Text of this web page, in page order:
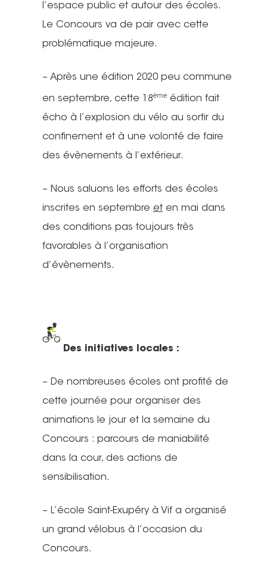
l’espace public et autour des écoles.
Le Concours va de pair avec cette
problématique majeure.
– Après une édition 2020 peu commune
en septembre, cette 18èmeédition fait
écho à l’explosion du vélo au sortir du
confinement et à une volonté de faire
des évènements à l’extérieur.
– Nous saluons les efforts des écoles
inscrites en septembre eten mai dans
des conditions pas toujours très
favorables à l’organisation
d’évènements.
Des initiatives locales :
– De nombreuses écoles ont profité de
cette journée pour organiser des
animations le jour et la semaine du
Concours : parcours de maniabilité
dans la cour, des actions de
sensibilisation.
– L’école Saint-Exupéry à Vif a organisé
un grand vélobus à l’occasion du
Concours.